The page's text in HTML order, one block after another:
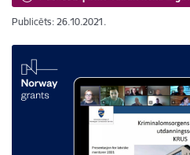
Publicēts: 26.10.2021.